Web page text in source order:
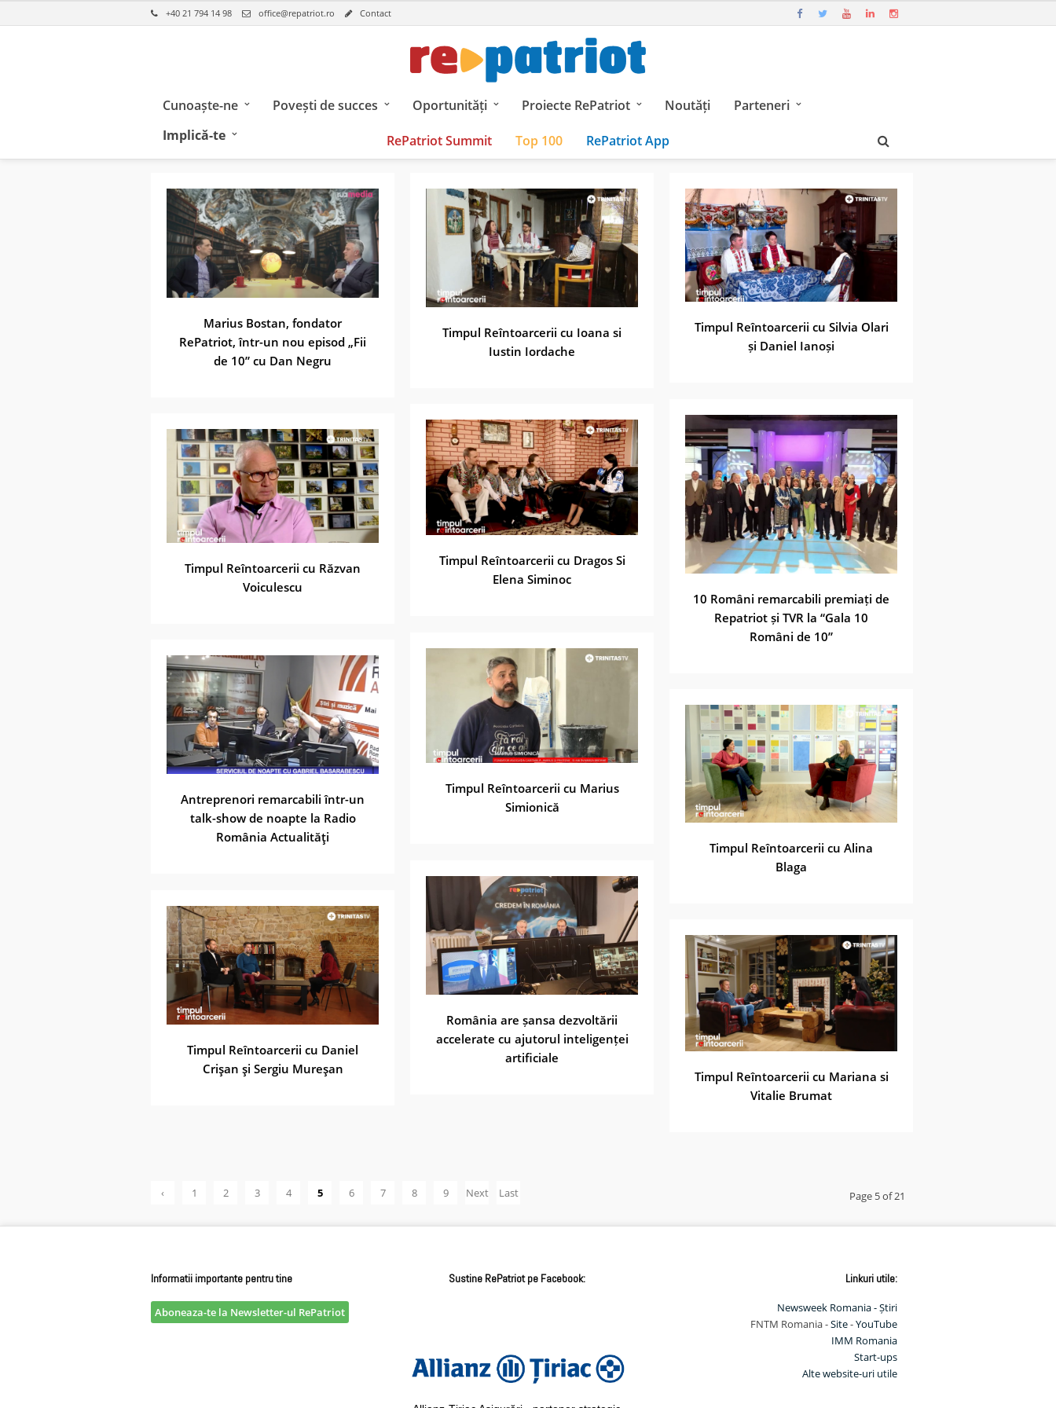
+40 21 794 14 98 office@repatriot.ro Contact
Cunoaște-ne Povești de succes Oportunități Proiecte RePatriot Noutăți
Parteneri
Implică-te
RePatriot Summit Top 100 RePatriot App
Marius Bostan, fondator
RePatriot, într-un nou episod „Fii
de 10” cu Dan Negru
Timpul Reîntoarcerii cu Ioana si
Iustin Iordache
Timpul Reîntoarcerii cu Silvia Olari
și Daniel Ianoși
10 Români remarcabili premiați de
Repatriot și TVR la “Gala 10
Români de 10”
Timpul Reîntoarcerii cu Dragos Si
Elena Siminoc
Timpul Reîntoarcerii cu Răzvan
Voiculescu
Timpul Reîntoarcerii cu Marius
Simionică
Antreprenori remarcabili într-un
talk-show de noapte la Radio
România Actualităţi
Timpul Reîntoarcerii cu Alina
Blaga
România are șansa dezvoltării
accelerate cu ajutorul inteligenței
artificiale
Timpul Reîntoarcerii cu Daniel
Crişan şi Sergiu Mureşan
Timpul Reîntoarcerii cu Mariana si
Vitalie Brumat
‹
1 2 3 4 5 6 7 8 9
Next
Last
Page 5 of 21
Informatii importante pentru tine
Aboneaza-te la Newsletter-ul RePatriot
Sustine RePatriot pe Facebook: Linkuri utile:
Newsweek Romania - Știri
FNTM Romania -Site-YouTube
IMM Romania
Start-ups
Alte website-uri utile